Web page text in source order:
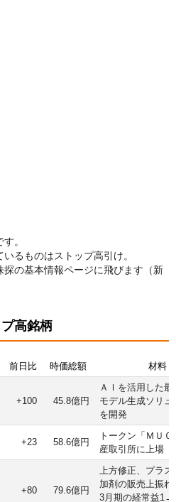
。
るものはストップ高引け。
の基本情報ページに飛びます（新
高銘柄
前日比 時価総額 材料
+100 45.8億円
ＡＩを活用した
モデル生成ソリュ
を開発
+23 58.6億円
トークン「ＭＵ
産取引所に上場
+80 79.6億円
上方修正、プラ
加剤の販売上振れ
3月期の経常益